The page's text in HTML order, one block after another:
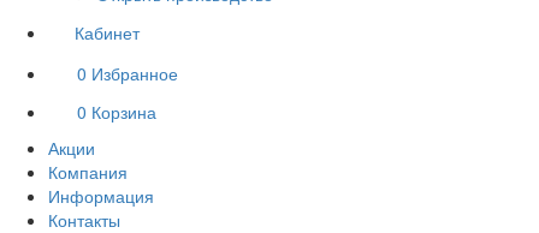
Кабинет
0 Избранное
0 Корзина
Акции
Компания
Информация
Контакты